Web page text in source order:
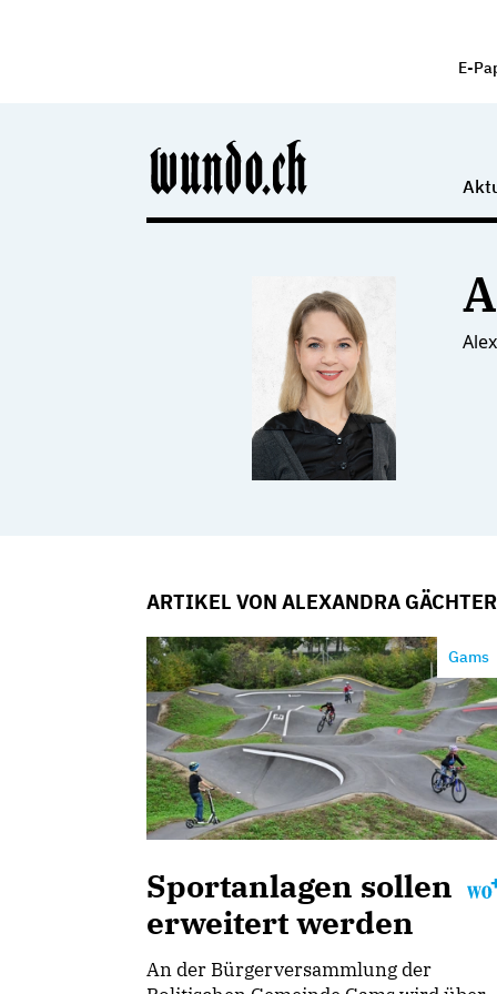
E-
ARTIKEL VON ALEXANDRA GÄCHTER
Gams
Sportanlagen sollen
erweitert werden
An der Bürgerversammlung der